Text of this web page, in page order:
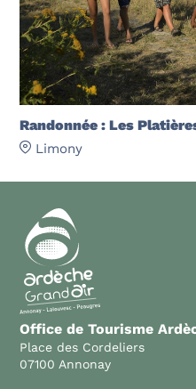
Randonnée : Les
Limony
Office de Tourisme
Place des Cordeliers
07100 Annonay